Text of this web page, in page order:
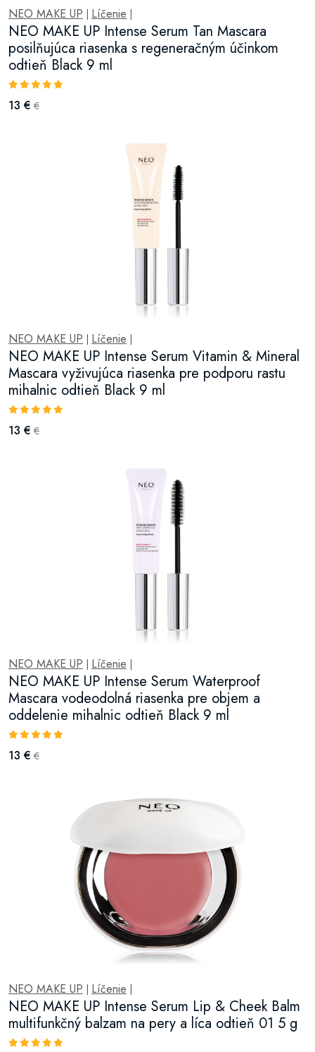
NEO MAKE UP Líčenie
NEO MAKE UP Intense Serum Tan Mascara
posilňujúca riasenka s regeneračným účinkom
odtieň Black 9 ml
13 € €
NEO MAKE UP Líčenie
NEO MAKE UP Intense Serum Vitamin & Mineral
Mascara vyživujúca riasenka pre podporu rastu
mihalnic odtieň Black 9 ml
13 € €
NEO MAKE UP Líčenie
NEO MAKE UP Intense Serum Waterproof
Mascara vodeodolná riasenka pre objem a
oddelenie mihalnic odtieň Black 9 ml
13 € €
NEO MAKE UP Líčenie
NEO MAKE UP Intense Serum Lip & Cheek Balm
multifunkčný balzam na pery a líca odtieň 01 5 g